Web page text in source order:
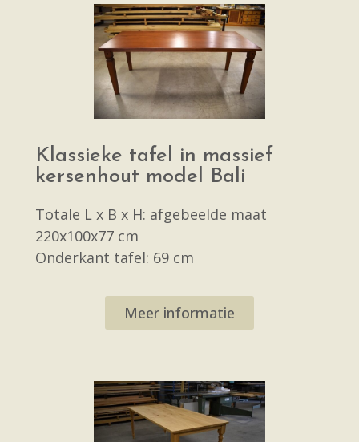
Klassieke tafel in massief
kersenhout model Bali
Totale L x B x H: afgebeelde maat
220x100x77 cm
Onderkant tafel: 69 cm
Meer informatie